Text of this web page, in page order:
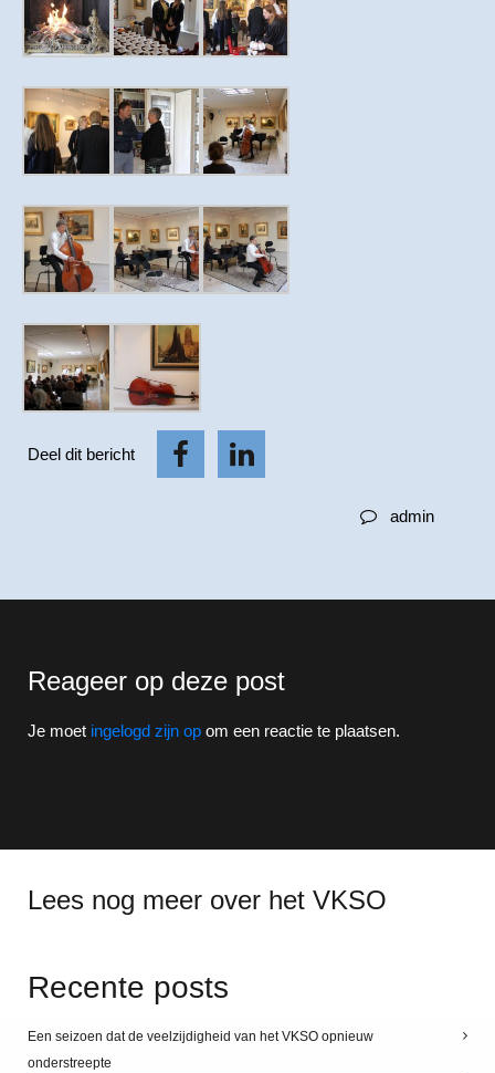
Deel dit bericht
admin
Reageer op deze post
Je moet ingelogd zijn op om een reactie te plaatsen.
Lees nog meer over het VKSO
Recente posts
Een seizoen dat de veelzijdigheid van het VKSO opnieuw
onderstreepte